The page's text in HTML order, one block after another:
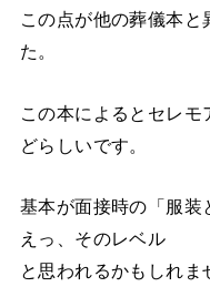
この点が他の葬儀本と
た。
この本によるとセレモ
どらしいです。
基本が面接時の「服装
えっ、そのレベル
と思われるかもしれ